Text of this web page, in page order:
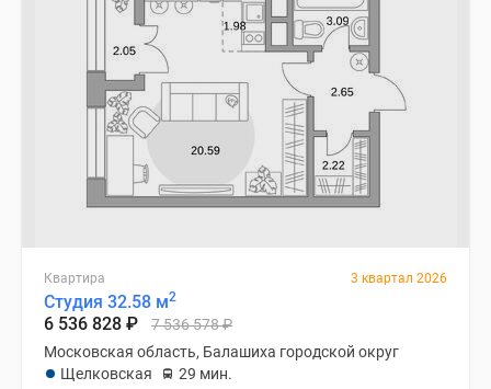
Квартира 3 квартал 2026
Студия 32.58 м2
6 536 828 ₽ 7 536 578₽
Московская область, Балашиха городской округ
Щелковская
29 мин.